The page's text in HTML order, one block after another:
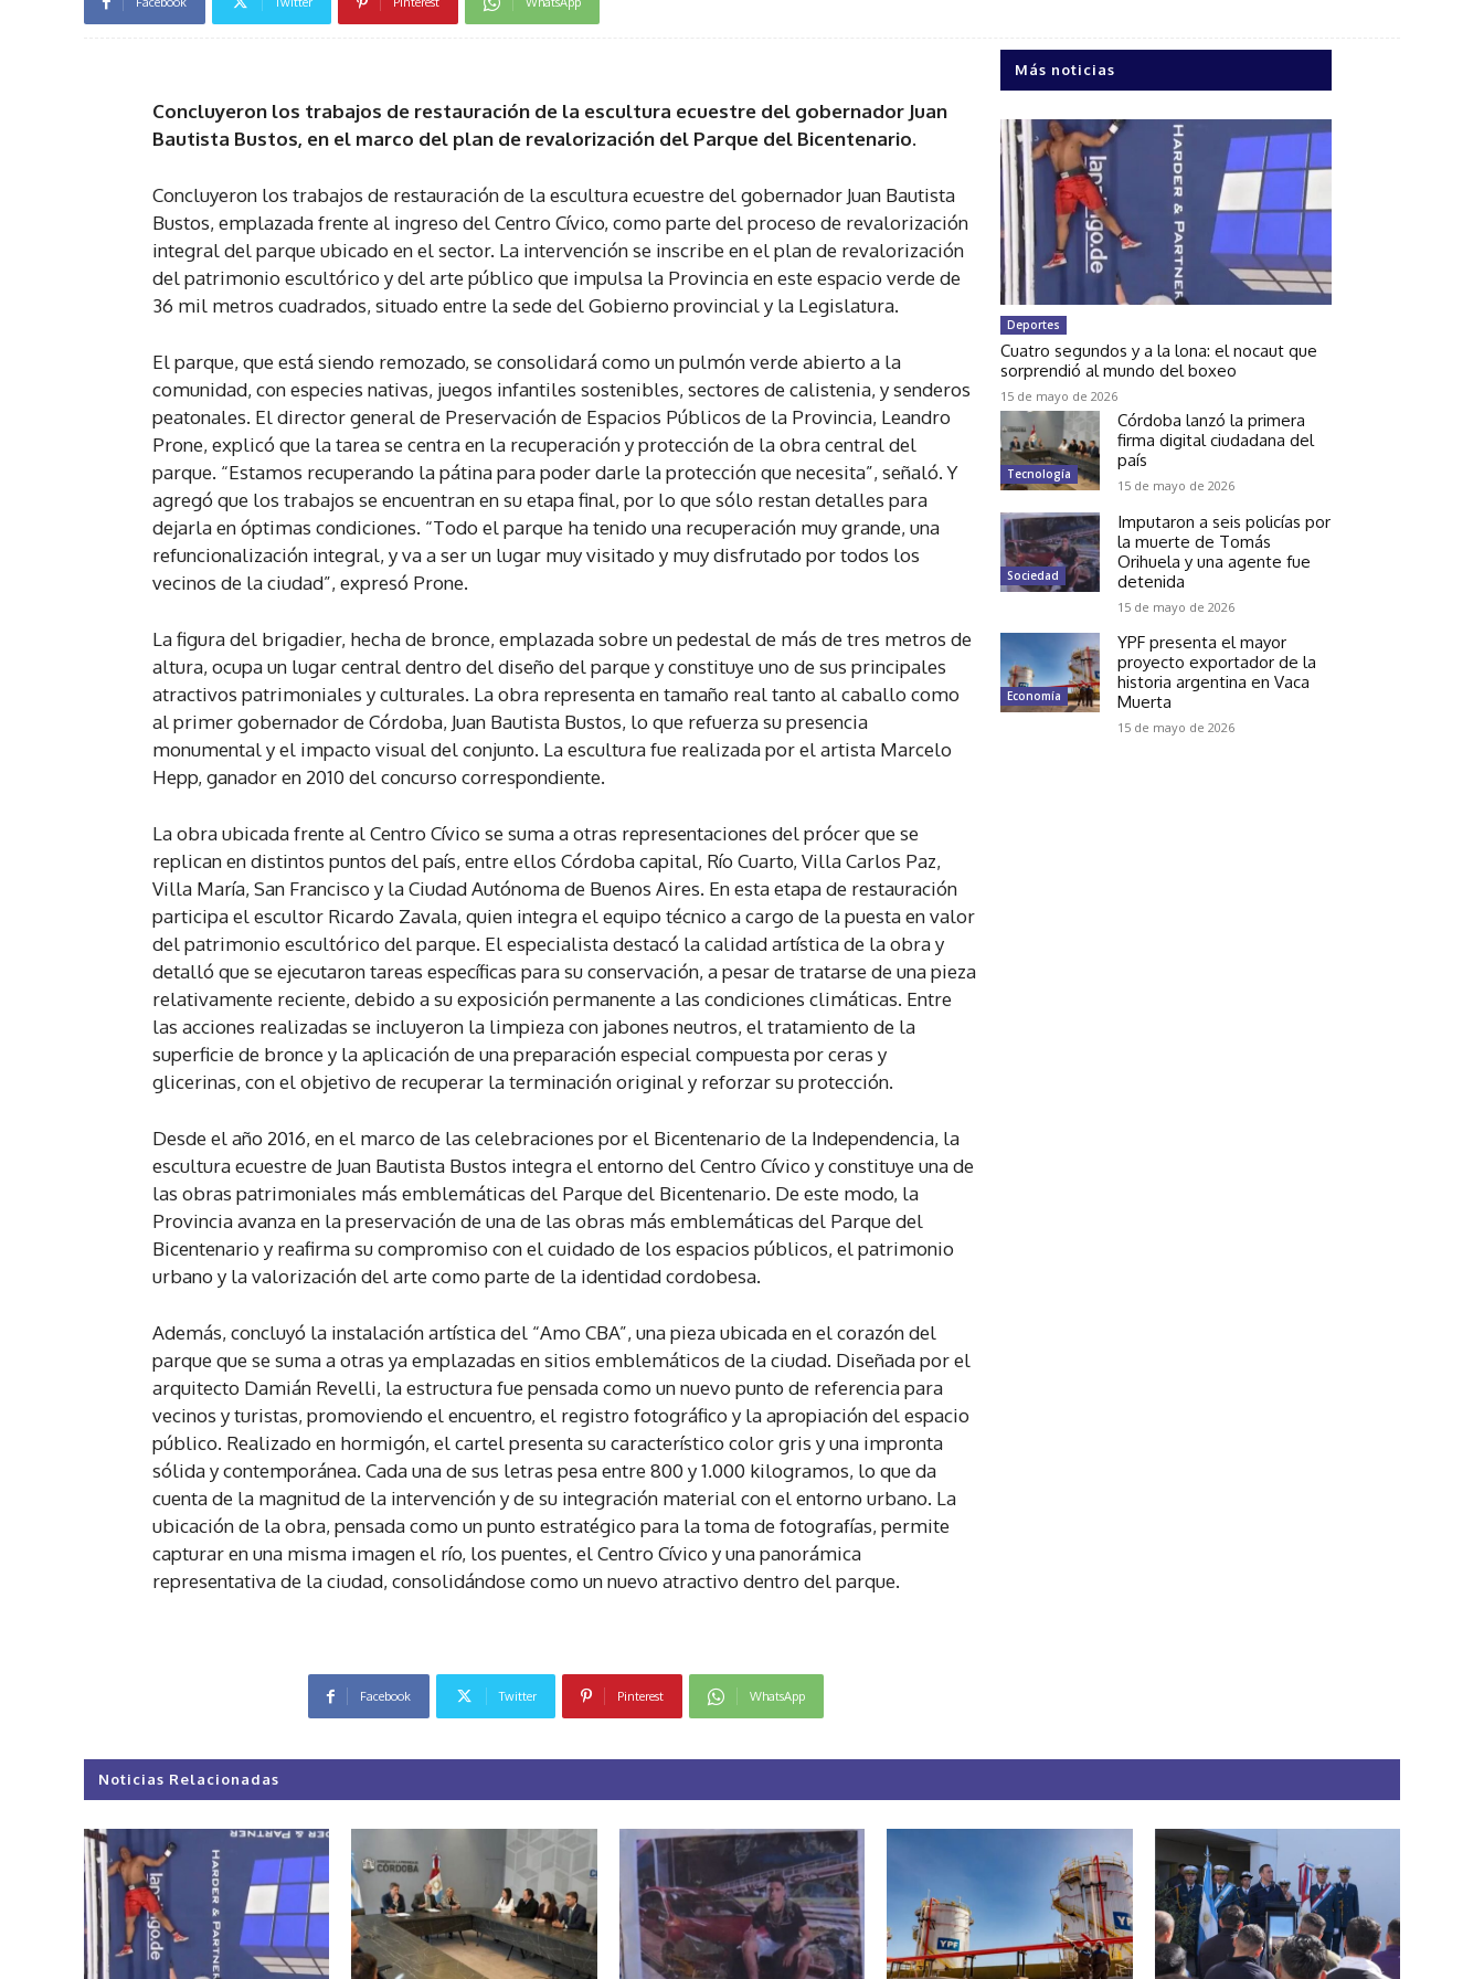
Concluyeron los trabajos de restauración de la escultura ecuestre del gobernador Juan
Bautista Bustos, en el marco del plan de revalorización del Parque del Bicentenario.
Concluyeron los trabajos de restauración de la escultura ecuestre del gobernador Juan Bautista
Bustos, emplazada frente al ingreso del Centro Cívico, como parte del proceso de revalorización
integral del parque ubicado en el sector. La intervención se inscribe en el plan de revalorización
del patrimonio escultórico y del arte público que impulsa la Provincia en este espacio verde de
36 mil metros cuadrados, situado entre la sede del Gobierno provincial y la Legislatura.
El parque, que está siendo remozado, se consolidará como un pulmón verde abierto a la
comunidad, con especies nativas, juegos infantiles sostenibles, sectores de calistenia, y senderos
peatonales. El director general de Preservación de Espacios Públicos de la Provincia, Leandro
Prone, explicó que la tarea se centra en la recuperación y protección de la obra central del
parque. “Estamos recuperando la pátina para poder darle la protección que necesita”, señaló. Y
agregó que los trabajos se encuentran en su etapa final, por lo que sólo restan detalles para
dejarla en óptimas condiciones. “Todo el parque ha tenido una recuperación muy grande, una
refuncionalización integral, y va a ser un lugar muy visitado y muy disfrutado por todos los
vecinos de la ciudad”, expresó Prone.
La figura del brigadier, hecha de bronce, emplazada sobre un pedestal de más de tres metros de
altura, ocupa un lugar central dentro del diseño del parque y constituye uno de sus principales
atractivos patrimoniales y culturales. La obra representa en tamaño real tanto al caballo como
al primer gobernador de Córdoba, Juan Bautista Bustos, lo que refuerza su presencia
monumental y el impacto visual del conjunto. La escultura fue realizada por el artista Marcelo
Hepp, ganador en 2010 del concurso correspondiente.
La obra ubicada frente al Centro Cívico se suma a otras representaciones del prócer que se
replican en distintos puntos del país, entre ellos Córdoba capital, Río Cuarto, Villa Carlos Paz,
Villa María, San Francisco y la Ciudad Autónoma de Buenos Aires. En esta etapa de restauración
participa el escultor Ricardo Zavala, quien integra el equipo técnico a cargo de la puesta en valor
del patrimonio escultórico del parque. El especialista destacó la calidad artística de la obra y
detalló que se ejecutaron tareas específicas para su conservación, a pesar de tratarse de una pieza
relativamente reciente, debido a su exposición permanente a las condiciones climáticas. Entre
las acciones realizadas se incluyeron la limpieza con jabones neutros, el tratamiento de la
superficie de bronce y la aplicación de una preparación especial compuesta por ceras y
glicerinas, con el objetivo de recuperar la terminación original y reforzar su protección.
Desde el año 2016, en el marco de las celebraciones por el Bicentenario de la Independencia, la
escultura ecuestre de Juan Bautista Bustos integra el entorno del Centro Cívico y constituye una de
las obras patrimoniales más emblemáticas del Parque del Bicentenario. De este modo, la
Provincia avanza en la preservación de una de las obras más emblemáticas del Parque del
Bicentenario y reafirma su compromiso con el cuidado de los espacios públicos, el patrimonio
urbano y la valorización del arte como parte de la identidad cordobesa.
Además, concluyó la instalación artística del “Amo CBA”, una pieza ubicada en el corazón del
parque que se suma a otras ya emplazadas en sitios emblemáticos de la ciudad. Diseñada por el
arquitecto Damián Revelli, la estructura fue pensada como un nuevo punto de referencia para
vecinos y turistas, promoviendo el encuentro, el registro fotográfico y la apropiación del espacio
público. Realizado en hormigón, el cartel presenta su característico color gris y una impronta
sólida y contemporánea. Cada una de sus letras pesa entre 800 y 1.000 kilogramos, lo que da
cuenta de la magnitud de la intervención y de su integración material con el entorno urbano. La
ubicación de la obra, pensada como un punto estratégico para la toma de fotografías, permite
capturar en una misma imagen el río, los puentes, el Centro Cívico y una panorámica
representativa de la ciudad, consolidándose como un nuevo atractivo dentro del parque.
Facebook Twitter Pinterest WhatsApp
Más noticias
Deportes
Cuatro segundos y a la lona: el nocaut que
sorprendió al mundo del boxeo
15 de mayo de 2026
Tecnología
Córdoba lanzó la primera
firma digital ciudadana del
país
15 de mayo de 2026
Sociedad
Imputaron a seis policías por
la muerte de Tomás
Orihuela y una agente fue
detenida
15 de mayo de 2026
Economía
YPF presenta el mayor
proyecto exportador de la
historia argentina en Vaca
Muerta
15 de mayo de 2026
Noticias Relacionadas